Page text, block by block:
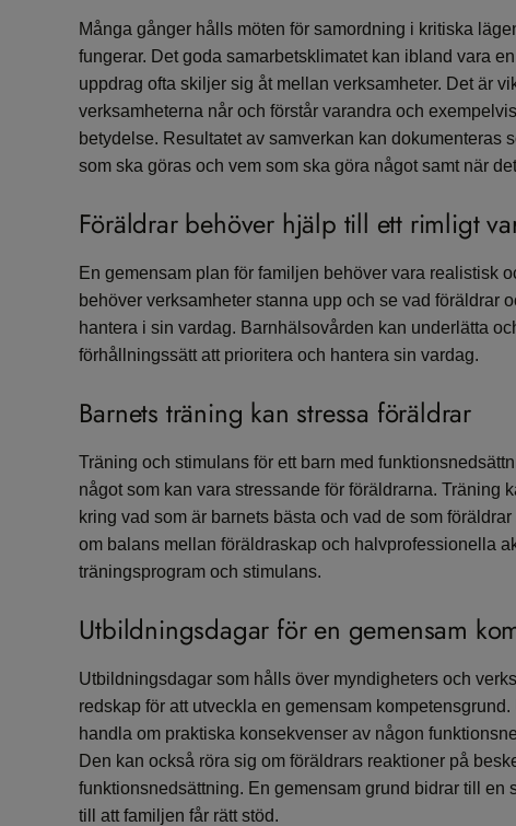
Många gånger hålls möten för samordning i kritiska
fungerar. Det goda samarbetsklimatet kan ibland vara
uppdrag ofta skiljer sig åt mellan verksamheter. Det är
verksamheterna når och förstår varandra och
betydelse. Resultatet av samverkan kan dokumenteras
som ska göras och vem som ska göra något samt när
Föräldrar behöver hjälp till ett rimligt
En gemensam plan för familjen behöver vara realistisk
behöver verksamheter stanna upp och se vad föräldrar
hantera i sin vardag. Barnhälsovården kan underlätta
förhållningssätt att prioritera och hantera sin vardag.
Barnets träning kan stressa föräldrar
Träning och stimulans för ett barn med
något som kan vara stressande för föräldrarna. Träning
kring vad som är barnets bästa och vad de som
om balans mellan föräldraskap och halvprofessionella
träningsprogram och stimulans.
Utbildningsdagar för en gemensam
Utbildningsdagar som hålls över myndigheters och
redskap för att utveckla en gemensam
handla om praktiska konsekvenser av någon
Den kan också röra sig om föräldrars reaktioner på
funktionsnedsättning. En gemensam grund bidrar till en
till att familjen får rätt stöd.